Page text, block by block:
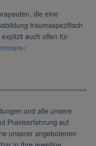
die eine
traumaspezifisch
auch offen für
und alle unsere
Praxiserfahrung auf
unserer angebotenen